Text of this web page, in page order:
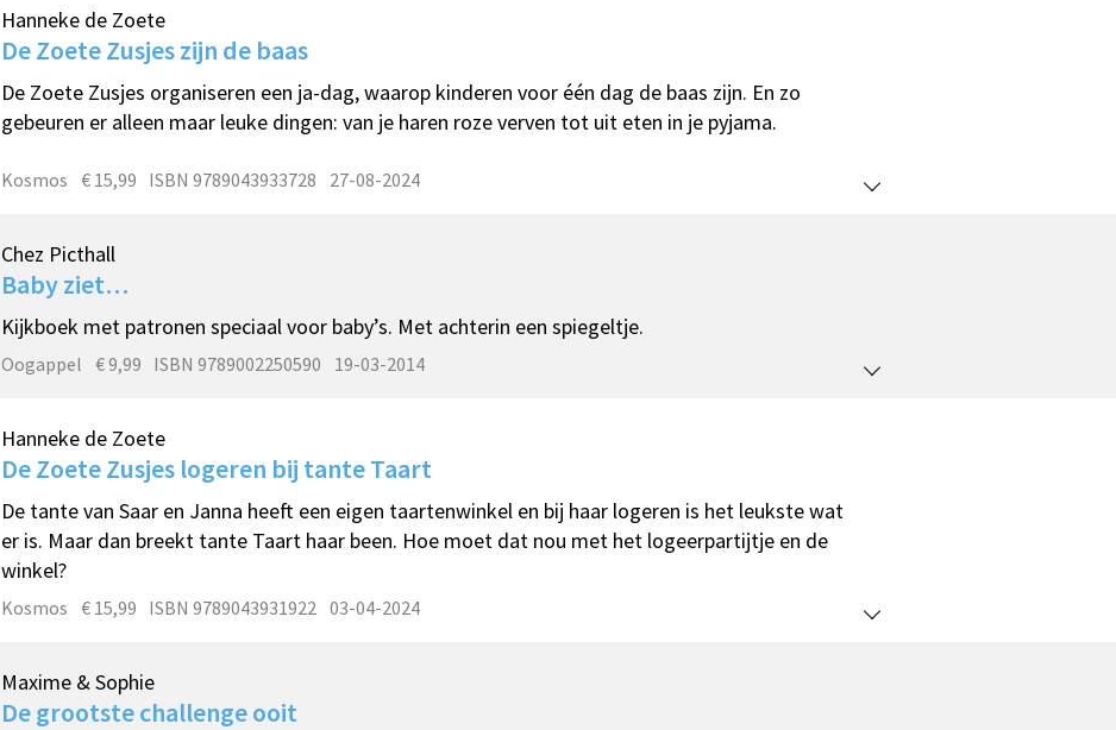
Hanneke de Zoete
De Zoete Zusjes zijn de baas
De Zoete Zusjes organiseren een ja-dag, waarop kinderen voor één dag de baas zijn. En zo
gebeuren er alleen maar leuke dingen: van je haren roze verven tot uit eten in je pyjama.
Kosmos € 15,99 ISBN 9789043933728 27-08-2024
Chez Picthall
Baby ziet…
Kijkboek met patronen speciaal voor baby’s. Met achterin een spiegeltje.
Oogappel € 9,99 ISBN 9789002250590 19-03-2014
Hanneke de Zoete
De Zoete Zusjes logeren bij tante Taart
De tante van Saar en Janna heeft een eigen taartenwinkel en bij haar logeren is het leukste wat
er is. Maar dan breekt tante Taart haar been. Hoe moet dat nou met het logeerpartijtje en de
winkel?
Kosmos € 15,99 ISBN 9789043931922 03-04-2024
Maxime & Sophie
De grootste challenge ooit